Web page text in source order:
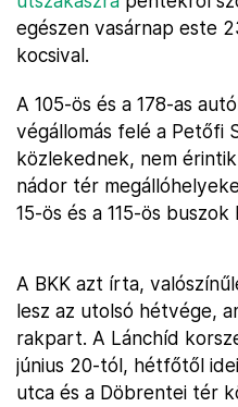
egészen vasárnap este
kocsival.
A 105-ös és a 178-as
végállomás felé a Petőfi
közlekednek, nem
nádor tér
15-ös és a 115-ös
A BKK azt írta,
lesz az utolsó hétvége,
rakpart. A Lánchíd
június 20-tól, hétfőtől
utca és a Döbrentei tér